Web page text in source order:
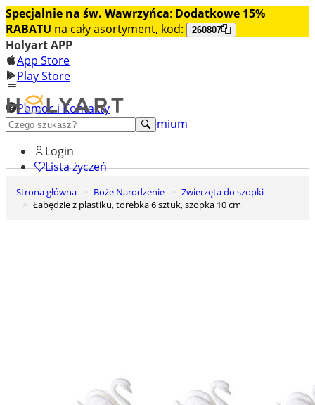
Specjalnie na św. Wawrzyńca: Dodatkowe 15%
RABATU na cały asortyment, kod: 260807
Holyart APP
App Store
Play Store
Pomoc i Kontakty
+48 222 922 860
Odkryj premium
Login
Lista życzeń
0
Koszyk
Strona główna Boże Narodzenie
Zwierzęta do szopki
Łabędzie z plastiku, torebka 6 sztuk, szopka 10 cm